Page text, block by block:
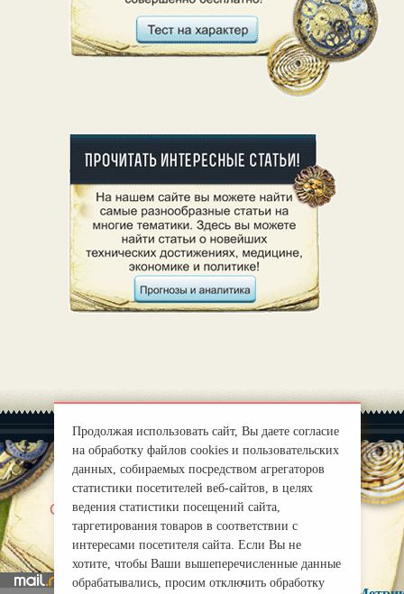
О нас |
mirprognoz@mail.ru
Продолжая использовать сайт, Вы даете согласие
на обработку файлов cookies и пользовательских
данных, собираемых посредством агрегаторов
статистики посетителей веб-сайтов, в целях
ведения статистики посещений сайта,
таргетирования товаров в соответствии с
интересами посетителя сайта. Если Вы не
хотите, чтобы Ваши вышеперечисленные данные
обрабатывались, просим отключить обработку